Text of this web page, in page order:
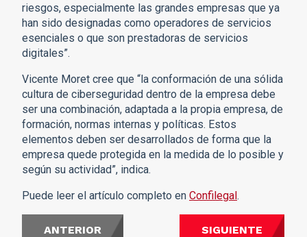
riesgos, especialmente las grandes empresas que ya
han sido designadas como operadores de servicios
esenciales o que son prestadoras de servicios
digitales”.
Vicente Moret cree que “la conformación de una sólida
cultura de ciberseguridad dentro de la empresa debe
ser una combinación, adaptada a la propia empresa, de
formación, normas internas y políticas. Estos
elementos deben ser desarrollados de forma que la
empresa quede protegida en la medida de lo posible y
según su actividad”, indica.
Puede leer el artículo completo en Confilegal.
ANTERIOR SIGUIENTE